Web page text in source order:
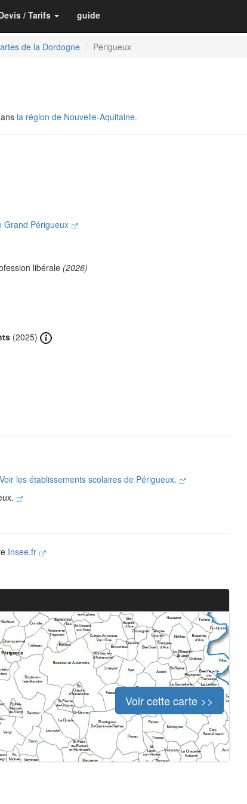
/ Tarifs guide
de la Dordogne Périgueux
la région de Nouvelle-Aquitaine.
Grand Périgueux
libérale (2026)
(2025)
Voir les établissements scolaires de Périgueux.
Insee.fr
Voir cette carte >>